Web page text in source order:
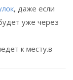
, даже если
уже через
к месту.в